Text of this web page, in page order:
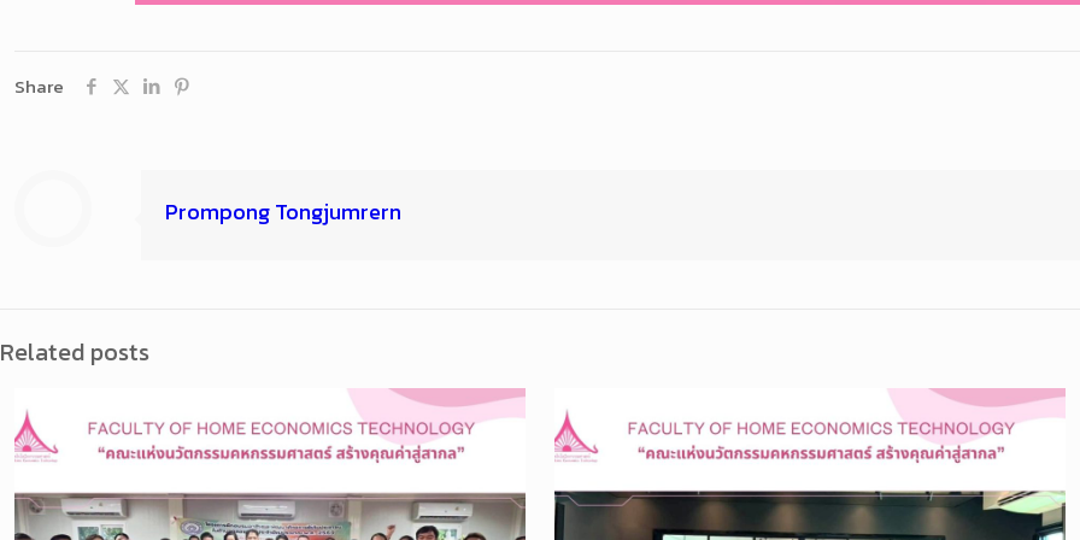
Share
Prompong Tongjumrern
Related posts